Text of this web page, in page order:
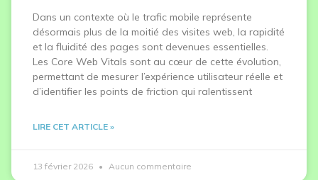
Dans un contexte où le trafic mobile représente
désormais plus de la moitié des visites web, la rapidité
et la fluidité des pages sont devenues essentielles.
Les Core Web Vitals sont au cœur de cette évolution,
permettant de mesurer l’expérience utilisateur réelle et
d’identifier les points de friction qui ralentissent
LIRE CET ARTICLE »
13 février 2026 Aucun commentaire